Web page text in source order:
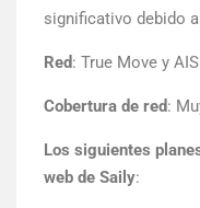
significativo debido
Red: True Move y AIS
Cobertura de red:
Los siguientes
web de Saily: